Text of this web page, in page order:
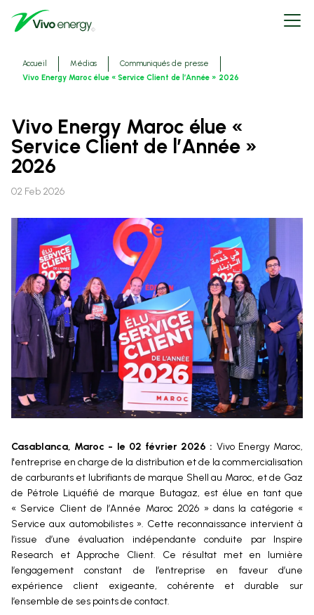
contenu
principal
Open
menu
Fils
Accueil Médias
Communiqués de presse
Vivo Energy Maroc élue « Service Client de l’Année » 2026
Vivo Energy Maroc élue «
Service Client de l’Année »
2026
02 Feb 2026
Casablanca, Maroc - le 02 février 2026 : Vivo Energy Maroc,
l'entreprise en charge de la distribution et de la commercialisation
de carburants et lubrifiants de marque Shell au Maroc, et de Gaz
de Pétrole Liquéfié de marque Butagaz, est élue en tant que
« Service Client de l’Année Maroc 2026 » dans la catégorie «
Service aux automobilistes ». Cette reconnaissance intervient à
l’issue d’une évaluation indépendante conduite par Inspire
Research et Approche Client. Ce résultat met en lumière
l’engagement constant de l’entreprise en faveur d’une
expérience client exigeante, cohérente et durable sur
l’ensemble de ses points de contact.